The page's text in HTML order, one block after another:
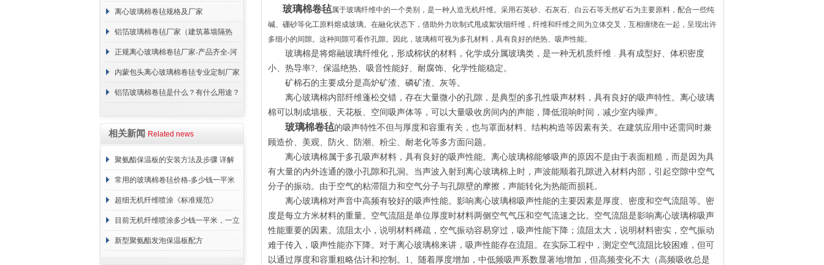
施工
离心玻璃棉卷毡规格及厂家
铝箔玻璃棉卷毡厂家（建筑幕墙隔热
棉）
正规离心玻璃棉卷毡厂家-产品齐全-河
北建峰保温材料有限公司
内蒙包头离心玻璃棉卷毡专业定制厂家
铝箔玻璃棉卷毡是什么？有什么用途？
相关新闻 Related news
聚氨酯保温板的安装方法及步骤 详解
常用的玻璃棉卷毡价格-多少钱一平米
超细无机纤维喷涂《标准规范》
目前无机纤维喷涂多少钱一平米，一立
方 价格计算
新型聚氨酯发泡保温板配方
玻璃棉卷毡属于玻璃纤维中的一个类别，是一种人造无机纤维。采用石英砂、石灰石、白云石等天然矿石为主要原料，配合一些纯
碱、硼砂等化工原料熔成玻璃。在融化状态下，借助外力吹制式甩成絮状细纤维，纤维和纤维之间为立体交叉，互相缠绕在一起，呈现出许
多细小的间隙。这种间隙可看作孔隙。因此，玻璃棉可视为多孔材料，具有良好的绝热、吸声性能。
玻璃棉是将熔融玻璃纤维化，形成棉状的材料，化学成分属玻璃类，是一种无机质纤维 . 具有成型好、体积密度
小、热导率?、保温绝热、吸音性能好、耐腐饰、化学性能稳定。
矿棉石的主要成分是高炉矿渣、磷矿渣、灰等。
离心玻璃棉内部纤维蓬松交错，存在大量微小的孔隙，是典型的多孔性吸声材料，具有良好的吸声特性。离心玻璃
棉可以制成墙板、天花板、空间吸声体等，可以大量吸收房间内的声能，降低混响时间，减少室内噪声。
玻璃棉卷毡的吸声特性不但与厚度和容重有关，也与罩面材料、结构构造等因素有关。在建筑应用中还需同时兼
顾造价、美观、防火、防潮、粉尘、耐老化等多方面问题。
离心玻璃棉属于多孔吸声材料，具有良好的吸声性能。离心玻璃棉能够吸声的原因不是由于表面粗糙，而是因为具
有大量的内外连通的微小孔隙和孔洞。当声波入射到离心玻璃棉上时，声波能顺着孔隙进入材料内部，引起空隙中空气
分子的振动。由于空气的粘滞阻力和空气分子与孔隙壁的摩擦，声能转化为热能而损耗。
离心玻璃棉对声音中高频有较好的吸声性能。影响离心玻璃棉吸声性能的主要因素是厚度、密度和空气流阻等。密
度是每立方米材料的重量。空气流阻是单位厚度时材料两侧空气气压和空气流速之比。空气流阻是影响离心玻璃棉吸声
性能重要的因素。流阻太小，说明材料稀疏，空气振动容易穿过，吸声性能下降；流阻太大，说明材料密实，空气振动
难于传入，吸声性能亦下降。对于离心玻璃棉来讲，吸声性能存在流阻。在实际工程中，测定空气流阻比较困难，但可
以通过厚度和容重粗略估计和控制。1、随着厚度增加，中低频吸声系数显著地增加，但高频变化不大（高频吸收总是